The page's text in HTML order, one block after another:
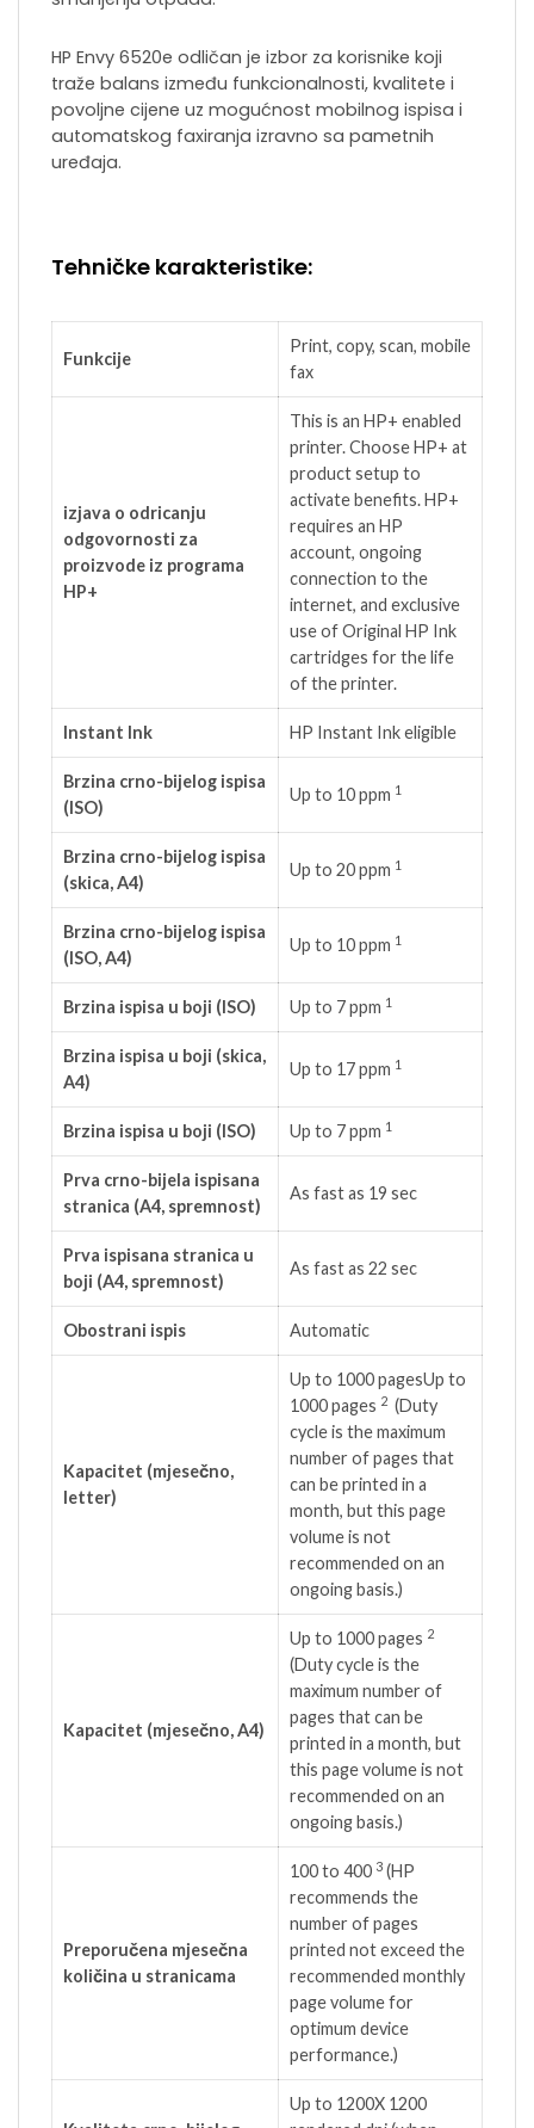
HP Envy 6520e odličan je izbor za korisnike koji
traže balans između funkcionalnosti, kvalitete i
povoljne cijene uz mogućnost mobilnog ispisa i
automatskog faxiranja izravno sa pametnih
uređaja.
Tehničke karakteristike:
Funkcije
Print, copy, scan, mobile
fax
izjava o odricanju
odgovornosti za
proizvode iz programa
HP+
This is an HP+ enabled
printer. Choose HP+ at
product setup to
activate benefits. HP+
requires an HP
account, ongoing
connection to the
internet, and exclusive
use of Original HP Ink
cartridges for the life
of the printer.
Instant Ink HP Instant Ink eligible
Brzina crno-bijelog ispisa
(ISO)
Up to 10ppm 1
Brzina crno-bijelog ispisa
(skica, A4)
Up to 20ppm 1
Brzina crno-bijelog ispisa
(ISO, A4)
Up to 10ppm 1
Brzina ispisa u boji (ISO) Up to 7ppm 1
Brzina ispisa u boji (skica,
A4)
Up to 17ppm 1
Brzina ispisa u boji (ISO) Up to 7ppm 1
Prva crno-bijela ispisana
stranica (A4, spremnost)
As fast as 19 sec
Prva ispisana stranica u
boji (A4, spremnost)
As fast as 22 sec
Obostrani ispis Automatic
Kapacitet (mjesečno,
letter)
Up to 1000 pagesUp to
1000pages 2 (Duty
cycle is the maximum
number of pages that
can be printed in a
month, but this page
volume is not
recommended on an
ongoing basis.)
Kapacitet (mjesečno, A4)
Up to 1000pages 2
(Duty cycle is the
maximum number of
pages that can be
printed in a month, but
this page volume is not
recommended on an
ongoing basis.)
Preporučena mjesečna
količina u stranicama
100 to 400 3 (HP
recommends the
number of pages
printed not exceed the
recommended monthly
page volume for
optimum device
performance.)
Up to 1200X 1200